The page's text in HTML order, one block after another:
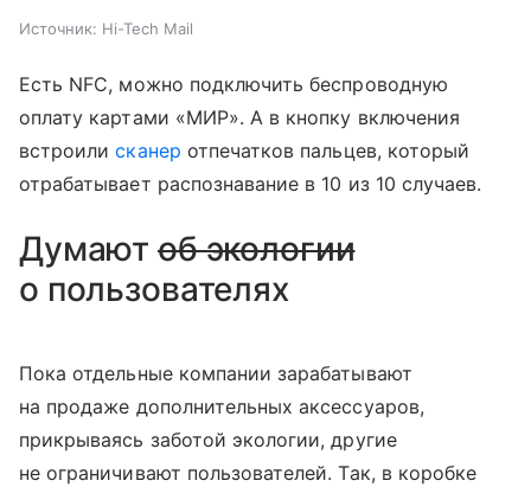
Источник: Hi-Tech Mail
Есть NFC, можно подключить беспроводную
оплату картами «‎МИР»‎. А в кнопку включения
встроилисканер отпечатков пальцев, который
отрабатывает распознавание в 10 из 10 случаев.
Думаютоб экологии
о пользователях
Пока отдельные компании зарабатывают
на продаже дополнительных аксессуаров,
прикрываясь заботой экологии, другие
не ограничивают пользователей. Так, в коробке